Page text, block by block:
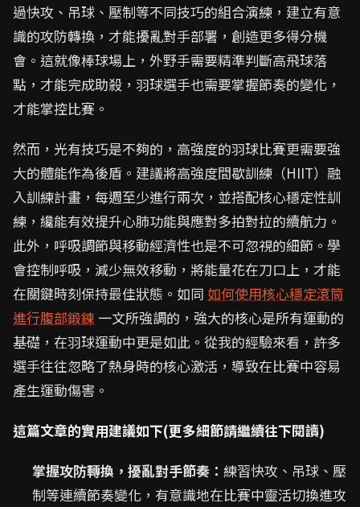
過快攻、吊球、壓制等不同技巧的組合演練，建立有意
識的攻防轉換，才能擾亂對手部署，創造更多得分機
會。這就像棒球場上，外野手需要精準判斷高飛球落
點，才能完成助殺，羽球選手也需要掌握節奏的變化，
才能掌控比賽。
然而，光有技巧是不夠的，高強度的羽球比賽更需要強
大的體能作為後盾。建議將高強度間歇訓練（HIIT）融
入訓練計畫，每週至少進行兩次，並搭配核心穩定性訓
練，纔能有效提升心肺功能與應對多拍對拉的續航力。
此外，呼吸調節與移動經濟性也是不可忽視的細節。學
會控制呼吸，減少無效移動，將能量花在刀口上，才能
在關鍵時刻保持最佳狀態。如同 如何使用核心穩定滾筒
進行腹部鍛鍊 一文所強調的，強大的核心是所有運動的
基礎，在羽球運動中更是如此。從我的經驗來看，許多
選手往往忽略了熱身時的核心激活，導致在比賽中容易
產生運動傷害。
這篇文章的實用建議如下(更多細節請繼續往下閱讀)
掌握攻防轉換，擾亂對手節奏： 練習快攻、吊球、壓
制等連續節奏變化，有意識地在比賽中靈活切換進攻